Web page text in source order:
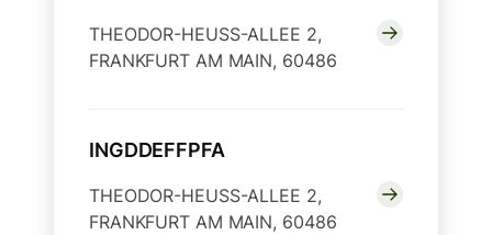
THEODOR-HEUSS-ALLEE 2,
FRANKFURT AM MAIN, 60486
INGDDEFFPFA
THEODOR-HEUSS-ALLEE 2,
FRANKFURT AM MAIN, 60486